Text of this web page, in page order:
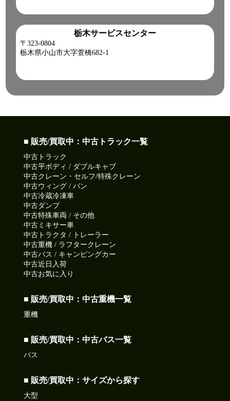
栃木サービスセンター
〒323-0804
栃木県小山市大字萱橋682-1
■ 販売/買取中：中古トラック一覧
中古トラック
中古平ボディ / ダブルキャブ
中古クレーン・セルフ/特殊クレーン
中古ウィング / バン
中古冷蔵冷凍車
中古ダンプ
中古特殊車両 / その他
中古ミキサー車
中古トラクタ / トレーラー
中古重機 / ラフタークレーン
中古バス / キャンピングカー
中古近日入荷
中古お気に入り
■ 販売/買取中：中古重機一覧
重機
■ 販売/買取中：中古バス一覧
バス
■ 販売/買取中：サイズから探す
大型